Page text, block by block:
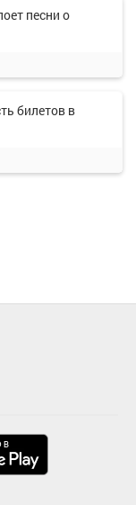
песни о
билетов в